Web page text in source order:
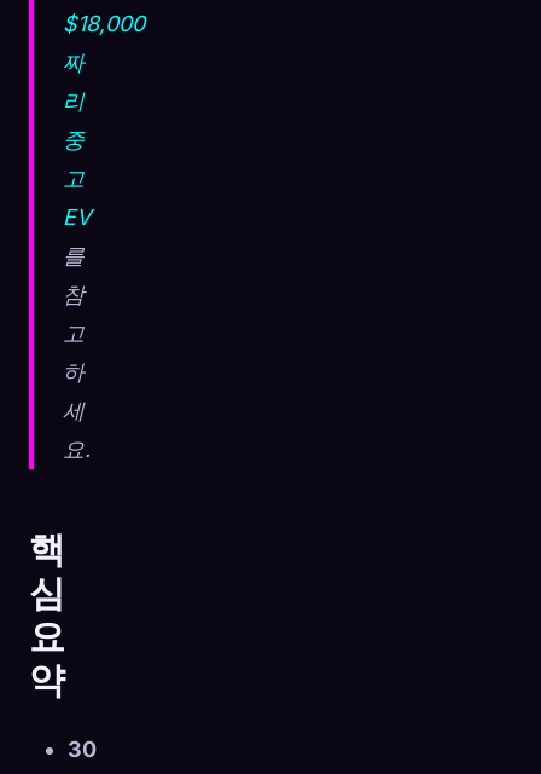
$18,000
짜
리
중
고
EV
를
참
고
하
세
요.
핵
심
요
약
30